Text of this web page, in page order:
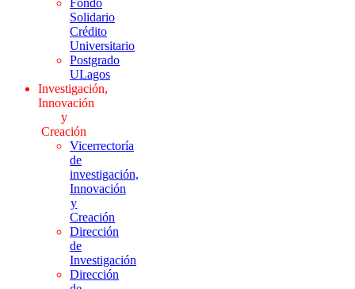
Fondo
Solidario
Crédito
Universitario
Postgrado
ULagos
Investigación,
Innovación
y
Creación
Vicerrectoría
de
investigación,
Innovación
y
Creación
Dirección
de
Investigación
Dirección